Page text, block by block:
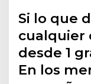
Si lo que
cualquier
desde 1
En los